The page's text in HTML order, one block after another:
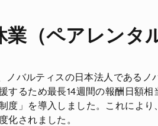
業（ペアレンタ
ノバルティスの日本法人であるノ
するため最長14週間の報酬日額相
度」を導入しました。これにより
化されました。